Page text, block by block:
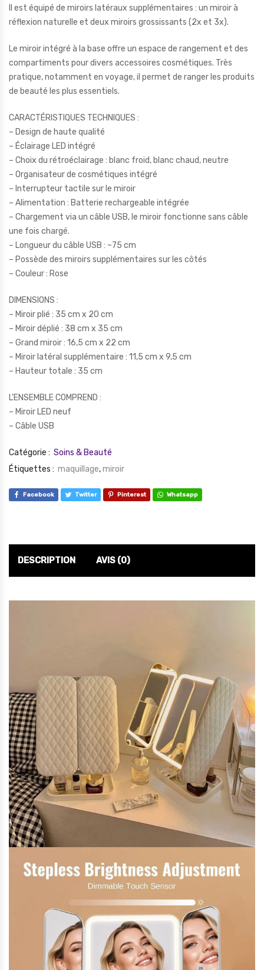
Il est équipé de miroirs latéraux supplémentaires : un miroir à
réflexion naturelle et deux miroirs grossissants (2x et 3x).
Le miroir intégré à la base offre un espace de rangement et des
compartiments pour divers accessoires cosmétiques. Très
pratique, notamment en voyage, il permet de ranger les produits
de beauté les plus essentiels.
CARACTÉRISTIQUES TECHNIQUES :
– Design de haute qualité
– Éclairage LED intégré
– Choix du rétroéclairage : blanc froid, blanc chaud, neutre
– Organisateur de cosmétiques intégré
– Interrupteur tactile sur le miroir
– Alimentation : Batterie rechargeable intégrée
– Chargement via un câble USB, le miroir fonctionne sans câble
une fois chargé.
– Longueur du câble USB : ~75 cm
– Possède des miroirs supplémentaires sur les côtés
– Couleur : Rose
DIMENSIONS :
– Miroir plié : 35 cm x 20 cm
– Miroir déplié : 38 cm x 35 cm
– Grand miroir : 16,5 cm x 22 cm
– Miroir latéral supplémentaire : 11,5 cm x 9,5 cm
– Hauteur totale : 35 cm
L’ENSEMBLE COMPREND :
– Miroir LED neuf
– Câble USB
Catégorie : Soins & Beauté
Étiquettes : maquillage,miroir
Facebook Twitter Pinterest Whatsapp
DESCRIPTION AVIS (0)